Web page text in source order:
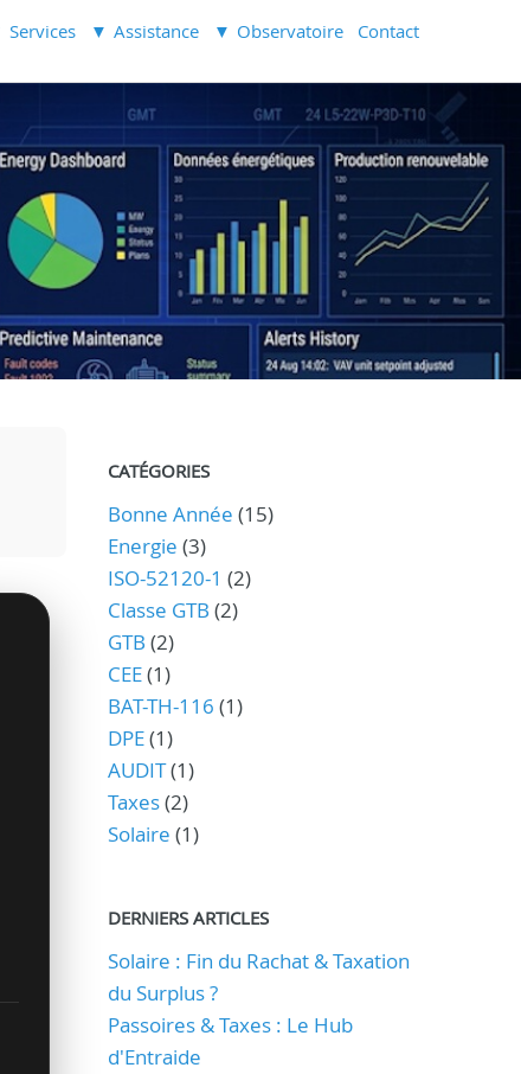
Services Assistance Observatoire Contact
CATÉGORIES
Bonne Année (15)
Energie (3)
ISO-52120-1 (2)
Classe GTB (2)
GTB (2)
CEE(1)
BAT-TH-116 (1)
DPE(1)
AUDIT(1)
Taxes(2)
Solaire (1)
DERNIERS ARTICLES
Solaire : Fin du Rachat & Taxation
du Surplus ?
Passoires & Taxes : Le Hub
d'Entraide